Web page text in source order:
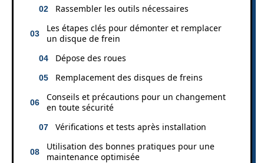
Rassembler les outils nécessaires
Les étapes clés pour démonter et remplacer
un disque de frein
Dépose des roues
Remplacement des disques de freins
Conseils et précautions pour un changement
en toute sécurité
Vérifications et tests après installation
Utilisation des bonnes pratiques pour une
maintenance optimisée